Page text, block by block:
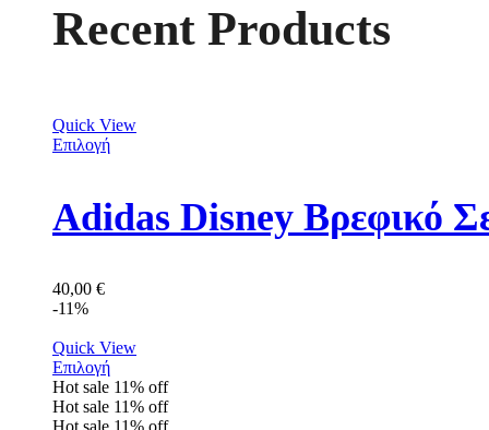
Recent Products
Quick View
Επιλογή
Adidas Disney Βρεφικό
40,00 €
-11%
Quick View
Επιλογή
Hot sale 11% off
Hot sale 11% off
Hot sale 11% off